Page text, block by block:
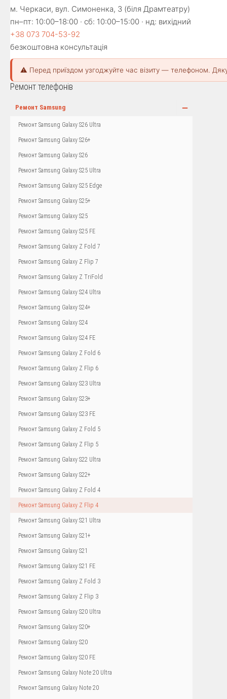
м. Черкаси, вул. Симоненка, 3 (біля Драмтеатру)
пн–пт: 10:00–18:00 · сб: 10:00–15:00 · нд: вихідний
+38 073 704-53-92
безкоштовна консультація
⚠️ Перед приїздом узгоджуйте час візиту — телефоном.
Ремонт телефонів
Ремонт Samsung −
Ремонт Samsung Galaxy S26 Ultra
Ремонт Samsung Galaxy S26+
Ремонт Samsung Galaxy S26
Ремонт Samsung Galaxy S25 Ultra
Ремонт Samsung Galaxy S25 Edge
Ремонт Samsung Galaxy S25+
Ремонт Samsung Galaxy S25
Ремонт Samsung Galaxy S25 FE
Ремонт Samsung Galaxy Z Fold 7
Ремонт Samsung Galaxy Z Flip 7
Ремонт Samsung Galaxy Z TriFold
Ремонт Samsung Galaxy S24 Ultra
Ремонт Samsung Galaxy S24+
Ремонт Samsung Galaxy S24
Ремонт Samsung Galaxy S24 FE
Ремонт Samsung Galaxy Z Fold 6
Ремонт Samsung Galaxy Z Flip 6
Ремонт Samsung Galaxy S23 Ultra
Ремонт Samsung Galaxy S23+
Ремонт Samsung Galaxy S23 FE
Ремонт Samsung Galaxy Z Fold 5
Ремонт Samsung Galaxy Z Flip 5
Ремонт Samsung Galaxy S22 Ultra
Ремонт Samsung Galaxy S22+
Ремонт Samsung Galaxy Z Fold 4
Ремонт Samsung Galaxy Z Flip 4
Ремонт Samsung Galaxy S21 Ultra
Ремонт Samsung Galaxy S21+
Ремонт Samsung Galaxy S21
Ремонт Samsung Galaxy S21 FE
Ремонт Samsung Galaxy Z Fold 3
Ремонт Samsung Galaxy Z Flip 3
Ремонт Samsung Galaxy S20 Ultra
Ремонт Samsung Galaxy S20+
Ремонт Samsung Galaxy S20
Ремонт Samsung Galaxy S20 FE
Ремонт Samsung Galaxy Note 20 Ultra
Ремонт Samsung Galaxy Note 20